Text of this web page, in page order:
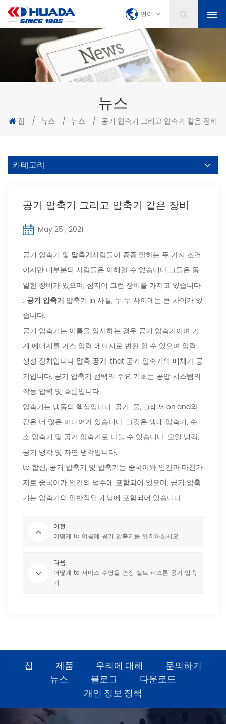
언어
뉴스
집 / 뉴스 / 뉴스 / 공기 압축기 그리고 압축기 같은 장비
카테고리
공기 압축기 그리고 압축기 같은 장비
May 25 , 2021
공기 압축기 및 압축기사람들이 종종 말하는 두 가지 조건
이지만 대부분의 사람들은 이해할 수 없습니다 그들은 동
일한 장비가 있으며, 심지어 그런 장비를 가지고 있습니다
: 공기 압축기 압축기 in 사실, 두 두 사이에는 큰 차이가 있
습니다.
공기 압축기는 이름을 암시하는 경우 공기 압축기이며 기
계 에너지를 가스 압력 에너지로 변환 할 수 있으며 압력
생성 장치입니다 압축 공기 .that 공기 압축기의 매체가 공
기입니다. 공기 압축기 선택의 주요 기초는 공압 시스템의
작동 압력 및 흐름입니다.
압축기는 냉동의 핵심입니다. 공기, 물, 그래서 on.and와
같은 더 많은 미디어가 있습니다. 그것은 냉매 압축기, 수
소 압축기 및 공기 압축기로 나눌 수 있습니다. 오일 냉각,
공기 냉각 및 자연 냉각입니다.
to 합산, 공기 압축기 및 압축기는 중국어와 인간과 마찬가
지로 중국어가 인간의 범주에 포함되어 있으며, 공기 압축
기는 압축기의 일반적인 개념에 포함되어 있습니다.
이전
어떻게 to 여름에 공기 압축기를 유지하십시오
다음
어떻게 to 서비스 수명을 연장 벨트 피스톤 공기 압축
기
집 제품 우리에 대해
문의하기
뉴스
블로그
다운로드
개인 정보 정책